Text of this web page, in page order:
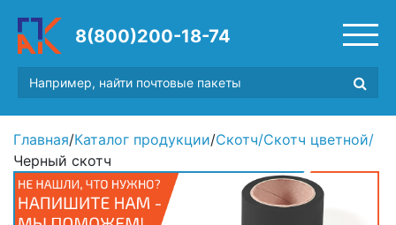
8(800)200-18-74
Главная/Каталог продукции/Скотч/Скотч цветной/
Черный скотч